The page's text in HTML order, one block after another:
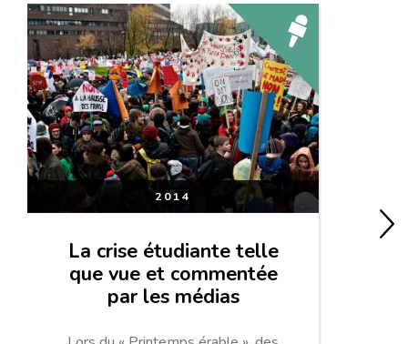
2014
La crise étudiante telle
que vue et commentée
par les médias